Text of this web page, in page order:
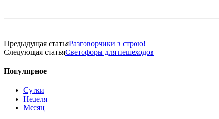
Предыдущая статьяРазговорчики в строю!
Следующая статьяСветофоры для пешеходов
Популярное
Сутки
Неделя
Месяц